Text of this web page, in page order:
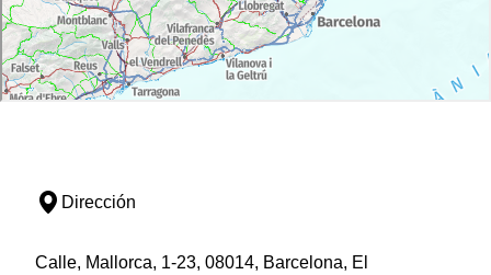
Dirección
Calle, Mallorca, 1-23, 08014, Barcelona, El